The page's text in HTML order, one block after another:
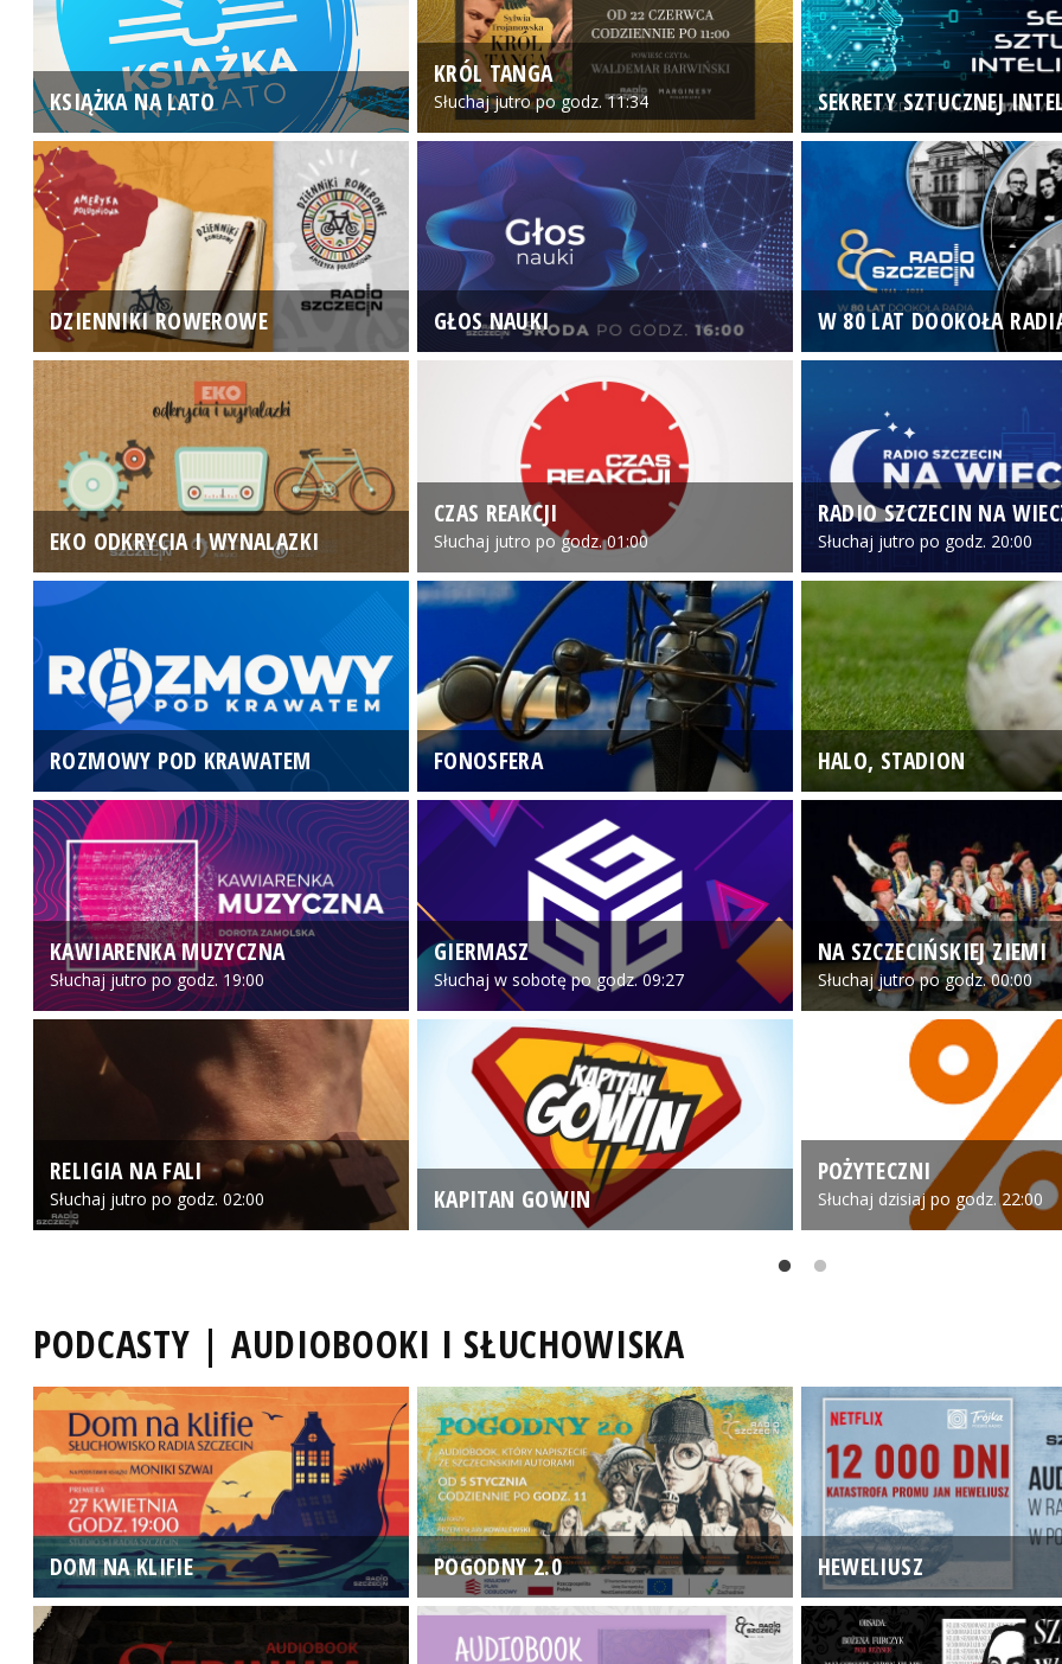
KSIĄŻKA NA LATO
KRÓL TANGA
Słuchaj jutro po godz. 11:34 SEKRETY SZTUCZNEJ
DZIENNIKI ROWEROWE GŁOS NAUKI W 80 LAT DOOKOŁA
EKO ODKRYCIA I WYNALAZKI
CZAS REAKCJI
Słuchaj jutro po godz. 01:00
RADIO SZCZECIN NA
Słuchaj jutro po godz. 20:00
ROZMOWY POD KRAWATEM FONOSFERA HALO, STADION
KAWIARENKA MUZYCZNA
Słuchaj jutro po godz. 19:00
GIERMASZ
Słuchaj w sobotę po godz. 09:27
NA SZCZECIŃSKIEJ ZIEMI
Słuchaj jutro po godz. 00:00
RELIGIA NA FALI
Słuchaj jutro po godz. 02:00 KAPITAN GOWIN
POŻYTECZNI
Słuchaj dzisiaj po godz. 22:00
PODCASTY | AUDIOBOOKI I SŁUCHOWISKA
DOM NA KLIFIE POGODNY 2.0 HEWELIUSZ